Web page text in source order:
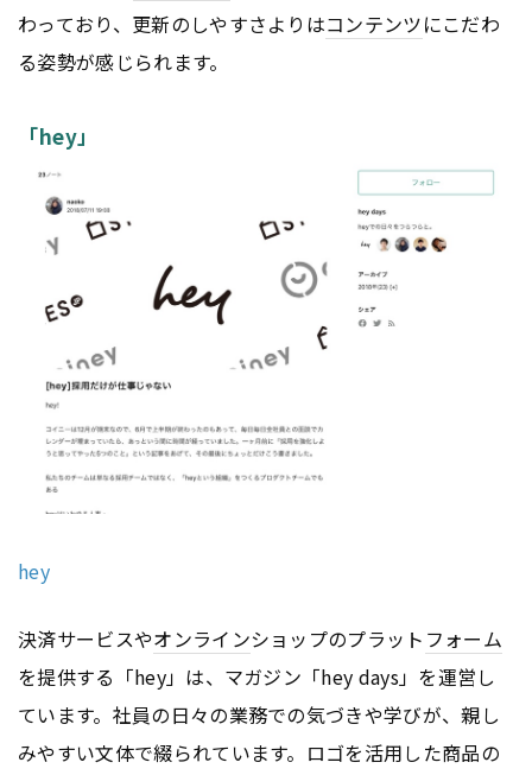
わっており、更新のしやすさよりはコンテンツにこだわ
る姿勢が感じられます。
「hey」
hey
決済サービスやオンラインショップのプラット フォーム
を提供する「hey」は、マガジン「hey days」を運営し
ています。社員の日々の業務での気づきや学びが、親し
みやすい文体で綴られています。ロゴを活用した商品の